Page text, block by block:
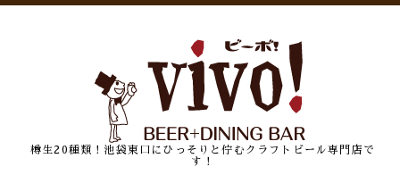
樽生20種類！池袋東口にひっそりと佇むクラフトビール専門店で
す！